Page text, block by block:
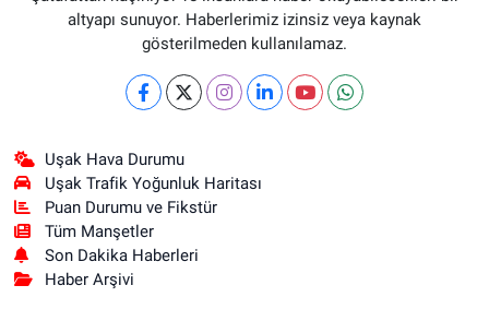
altyapı sunuyor. Haberlerimiz izinsiz veya kaynak
gösterilmeden kullanılamaz.
Uşak Hava Durumu
Uşak Trafik Yoğunluk Haritası
Puan Durumu ve Fikstür
Tüm Manşetler
Son Dakika Haberleri
Haber Arşivi